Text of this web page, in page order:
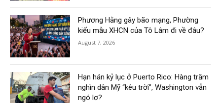
Phương Hằng gây bão mạng, Phường
kiểu mẫu XHCN của Tô Lâm đi về đâu?
August 7, 2026
Hạn hán kỷ lục ở Puerto Rico: Hàng trăm
nghìn dân Mỹ “kêu trời”, Washington vẫn
ngó lơ?